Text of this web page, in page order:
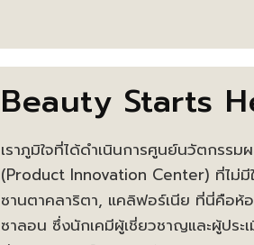
Beauty Starts
เราภูมิใจที่ได้ดำเนินการศูนย์นวัตกรร
(Product Innovation Center) ที่ไม่มีใ
ซานตาคลาริตา, แคลิฟอร์เนีย ที่นี่คือห้
ซาลอน ซึ่งนักเคมีผู้เชี่ยวชาญและผู้ปร